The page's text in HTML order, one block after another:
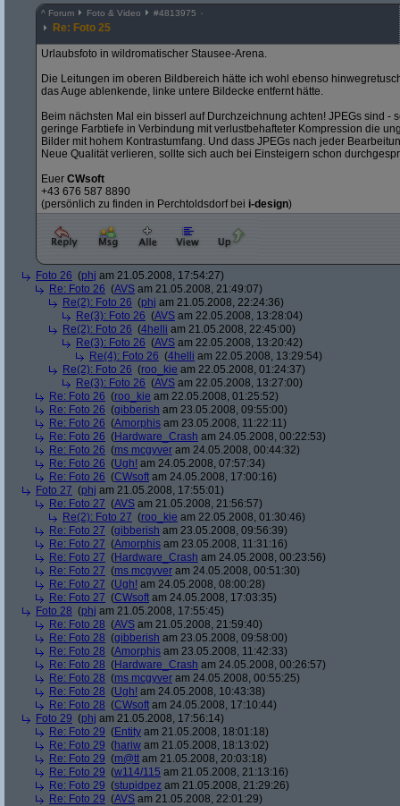
^ Forum Foto & Video #4813975
Re: Foto 25
Urlaubsfoto in wildromatischer Stausee-Arena.
Die Leitungen im oberen Bildbereich hätte ich wohl ebenso
das Auge ablenkende, linke untere Bildecke entfernt hätte.
Beim nächsten Mal ein bisserl auf Durchzeichnung achten! JPEGs sind -
geringe Farbtiefe in Verbindung mit verlustbehafteter Kompression die
Bilder mit hohem Kontrastumfang. Und dass JPEGs nach jeder
Neue Qualität verlieren, sollte sich auch bei Einsteigern schon
Euer CWsoft
+43 676 587 8890
(persönlich zu finden in Perchtoldsdorf bei i-design)
Foto 26 (phj am 21.05.2008, 17:54:27)
Re: Foto 26 (AVS am 21.05.2008, 21:49:07)
Re(2): Foto 26 (phj am 21.05.2008, 22:24:36)
Re(3): Foto 26 (AVS am 22.05.2008, 13:28:04)
Re(2): Foto 26 (4helli am 21.05.2008, 22:45:00)
Re(3): Foto 26 (AVS am 22.05.2008, 13:20:42)
Re(4): Foto 26 (4helli am 22.05.2008, 13:29:54)
Re(2): Foto 26 (roo_kie am 22.05.2008, 01:24:37)
Re(3): Foto 26 (AVS am 22.05.2008, 13:27:00)
Re: Foto 26 (roo_kie am 22.05.2008, 01:25:52)
Re: Foto 26 (gibberish am 23.05.2008, 09:55:00)
Re: Foto 26 (Amorphis am 23.05.2008, 11:22:11)
Re: Foto 26 (Hardware_Crash am 24.05.2008, 00:22:53)
Re: Foto 26 (ms mcgyver am 24.05.2008, 00:44:32)
Re: Foto 26 (Ugh! am 24.05.2008, 07:57:34)
Re: Foto 26 (CWsoft am 24.05.2008, 17:00:16)
Foto 27 (phj am 21.05.2008, 17:55:01)
Re: Foto 27 (AVS am 21.05.2008, 21:56:57)
Re(2): Foto 27 (roo_kie am 22.05.2008, 01:30:46)
Re: Foto 27 (gibberish am 23.05.2008, 09:56:39)
Re: Foto 27 (Amorphis am 23.05.2008, 11:31:16)
Re: Foto 27 (Hardware_Crash am 24.05.2008, 00:23:56)
Re: Foto 27 (ms mcgyver am 24.05.2008, 00:51:30)
Re: Foto 27 (Ugh! am 24.05.2008, 08:00:28)
Re: Foto 27 (CWsoft am 24.05.2008, 17:03:35)
Foto 28 (phj am 21.05.2008, 17:55:45)
Re: Foto 28 (AVS am 21.05.2008, 21:59:40)
Re: Foto 28 (gibberish am 23.05.2008, 09:58:00)
Re: Foto 28 (Amorphis am 23.05.2008, 11:42:33)
Re: Foto 28 (Hardware_Crash am 24.05.2008, 00:26:57)
Re: Foto 28 (ms mcgyver am 24.05.2008, 00:55:25)
Re: Foto 28 (Ugh! am 24.05.2008, 10:43:38)
Re: Foto 28 (CWsoft am 24.05.2008, 17:10:44)
Foto 29 (phj am 21.05.2008, 17:56:14)
Re: Foto 29 (Entity am 21.05.2008, 18:01:18)
Re: Foto 29 (hariw am 21.05.2008, 18:13:02)
Re: Foto 29 (m@tt am 21.05.2008, 20:03:18)
Re: Foto 29 (w114/115 am 21.05.2008, 21:13:16)
Re: Foto 29 (stupidpez am 21.05.2008, 21:29:26)
Re: Foto 29 (AVS am 21.05.2008, 22:01:29)